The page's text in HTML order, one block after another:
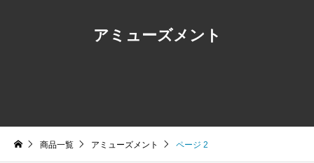
アミューズメント
商品一覧 アミューズメント ページ 2